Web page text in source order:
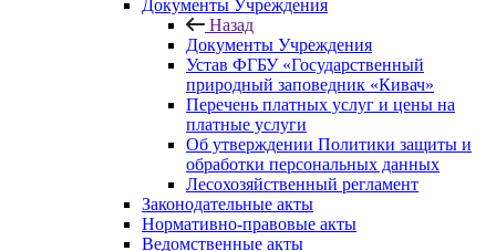
Документы Учреждения
Назад
Документы Учреждения
Устав ФГБУ «Государственный
природный заповедник «Кивач»
Перечень платных услуг и цены на
платные услуги
Об утверждении Политики защиты и
обработки персональных данных
Лесохозяйственный регламент
Законодательные акты
Нормативно-правовые акты
Ведомственные акты